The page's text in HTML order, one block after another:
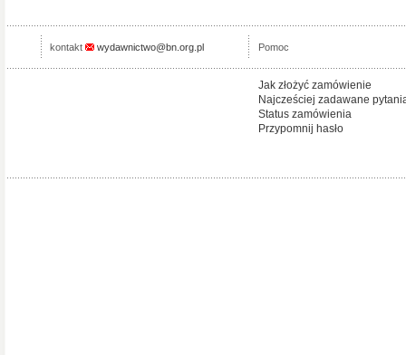
kontakt wydawnictwo@bn.org.pl Pomoc
Jak złożyć zamówienie
Najcześciej zadawane
Status zamówienia
Przypomnij hasło